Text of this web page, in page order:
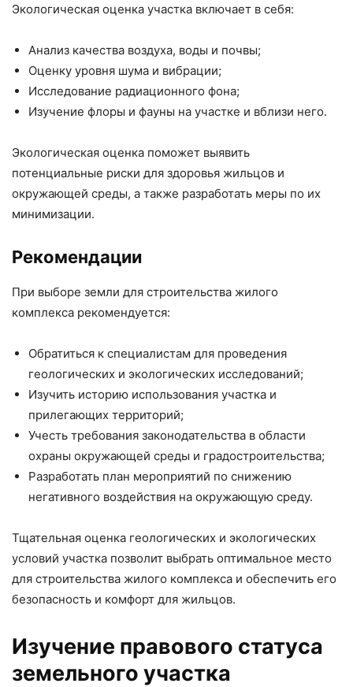
Экологическая оценка участка включает в себя:
Анализ качества воздуха, воды и почвы;
Оценку уровня шума и вибрации;
Исследование радиационного фона;
Изучение флоры и фауны на участке и вблизи него.
Экологическая оценка поможет выявить
потенциальные риски для здоровья жильцов и
окружающей среды, а также разработать меры по их
минимизации.
Рекомендации
При выборе земли для строительства жилого
комплекса рекомендуется:
Обратиться к специалистам для проведения
геологических и экологических исследований;
Изучить историю использования участка и
прилегающих территорий;
Учесть требования законодательства в области
охраны окружающей среды и градостроительства;
Разработать план мероприятий по снижению
негативного воздействия на окружающую среду.
Тщательная оценка геологических и экологических
условий участка позволит выбрать оптимальное место
для строительства жилого комплекса и обеспечить его
безопасность и комфорт для жильцов.
Изучение правового статуса
земельного участка